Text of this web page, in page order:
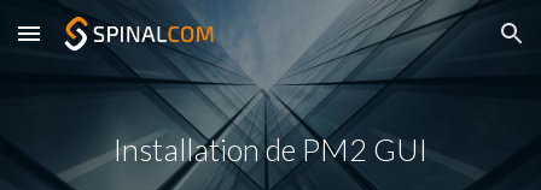
Skip to main content Skip to navigation
Installation de PM2 GUI